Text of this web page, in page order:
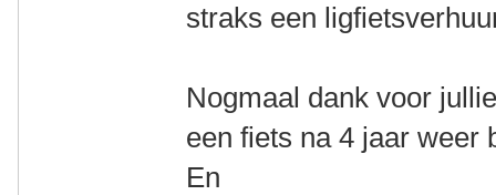
straks een
Nogmaal dank voor
een fiets na 4 jaar weer
En